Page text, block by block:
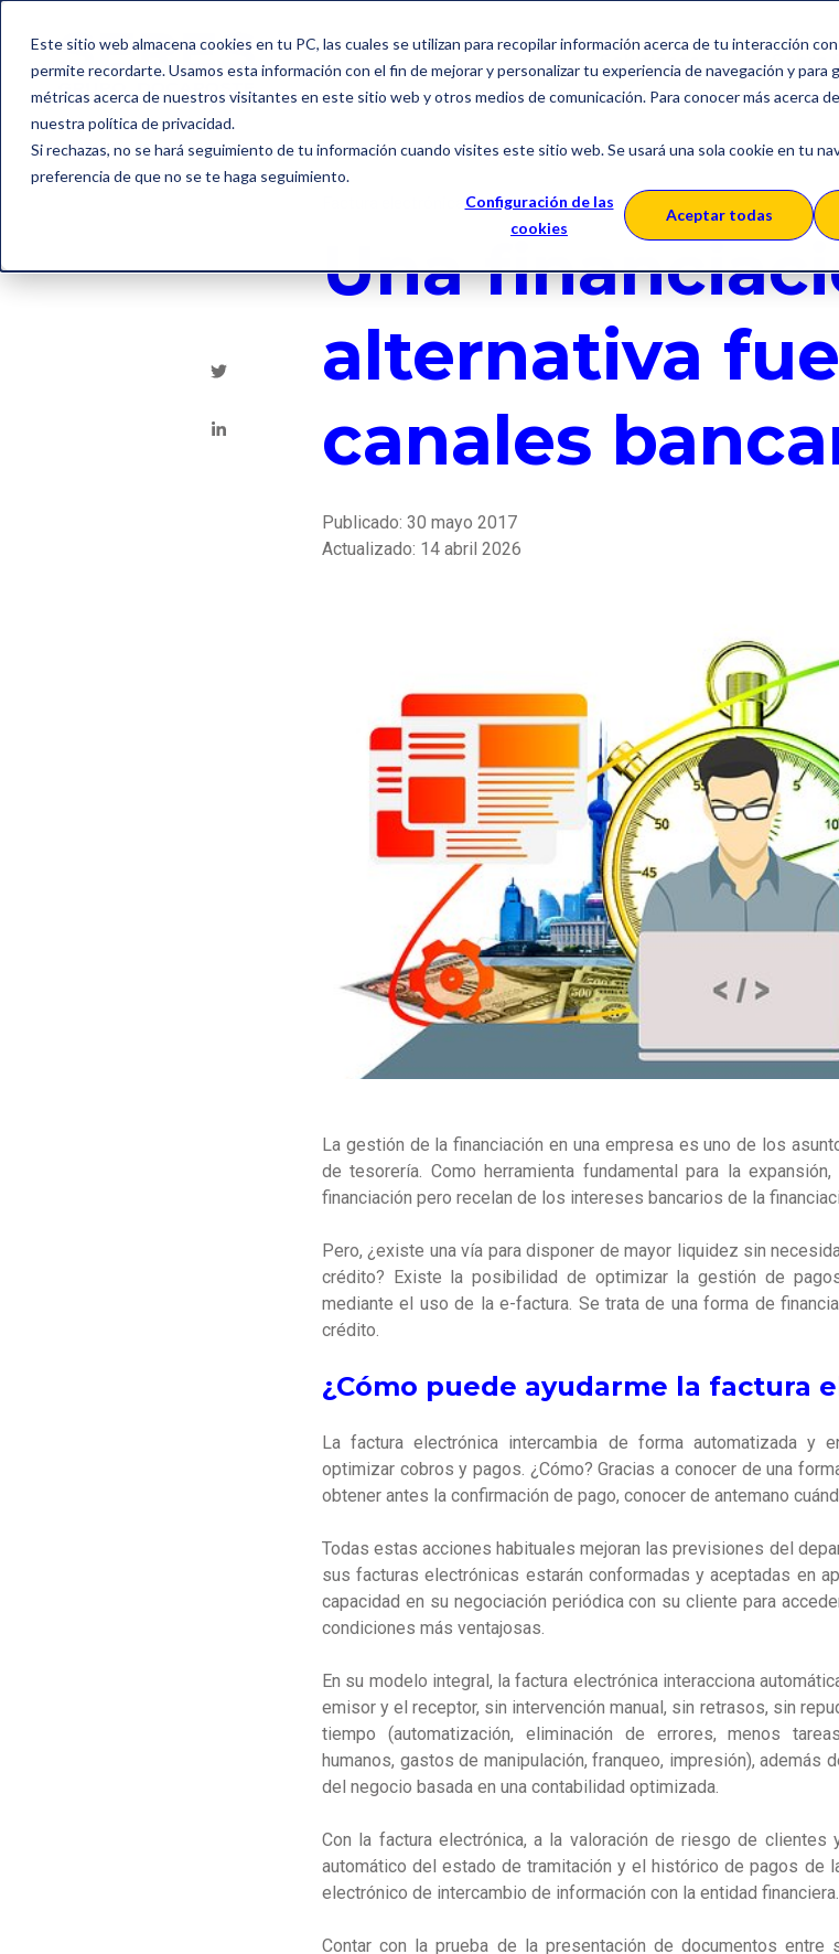
Este sitio web almacena cookies en tu PC, las cuales se utilizan para recopilar información acerca de tu interacción
permite recordarte. Usamos esta información con el fin de mejorar y personalizar tu experiencia de navegación y para
métricas acerca de nuestros visitantes en este sitio web y otros medios de comunicación. Para conocer más acerca
nuestra política de privacidad.
Si rechazas, no se hará seguimiento de tu información cuando visites este sitio web. Se usará una sola cookie en tu
preferencia de que no se te haga seguimiento.
Configuración de las
cookies
Aceptar todas
Soluciones Sobre
Una
alternativa
canales
Publicado: 30 mayo 2017
Actualizado: 14 abril 2026
La gestión de la financiación en una empresa es uno de los
de tesorería. Como herramienta fundamental para la
financiación pero recelan de los intereses bancarios de la
Pero, ¿existe una vía para disponer de mayor liquidez sin
crédito?
Existe la posibilidad de optimizar la gestión de
mediante el uso de la e-factura. Se trata de una forma de
crédito.
¿Cómo puede ayudarme la factura
La factura electrónica intercambia de forma automatizada y
optimizar cobros y pagos. ¿Cómo? Gracias a conocer de una
obtener antes la confirmación de pago, conocer de antemano
Todas estas acciones habituales mejoran las previsiones del
sus facturas electrónicas estarán conformadas y aceptadas en
capacidad en su negociación periódica con su cliente para
condiciones más ventajosas.
En su modelo integral, la factura electrónica interacciona
emisor y el receptor, sin intervención manual, sin retrasos, sin
tiempo (automatización, eliminación de errores, menos
humanos, gastos de manipulación, franqueo, impresión), además
del negocio basada en una contabilidad optimizada.
Con la factura electrónica, a la valoración de riesgo de clientes
automático del estado de tramitación y el histórico de pagos de
electrónico de intercambio de información con la entidad financiera.
Contar con la prueba de la presentación de documentos